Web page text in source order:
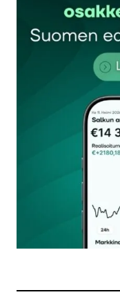
kentät on
Kommentti*
Nimesi tai
Tilaa